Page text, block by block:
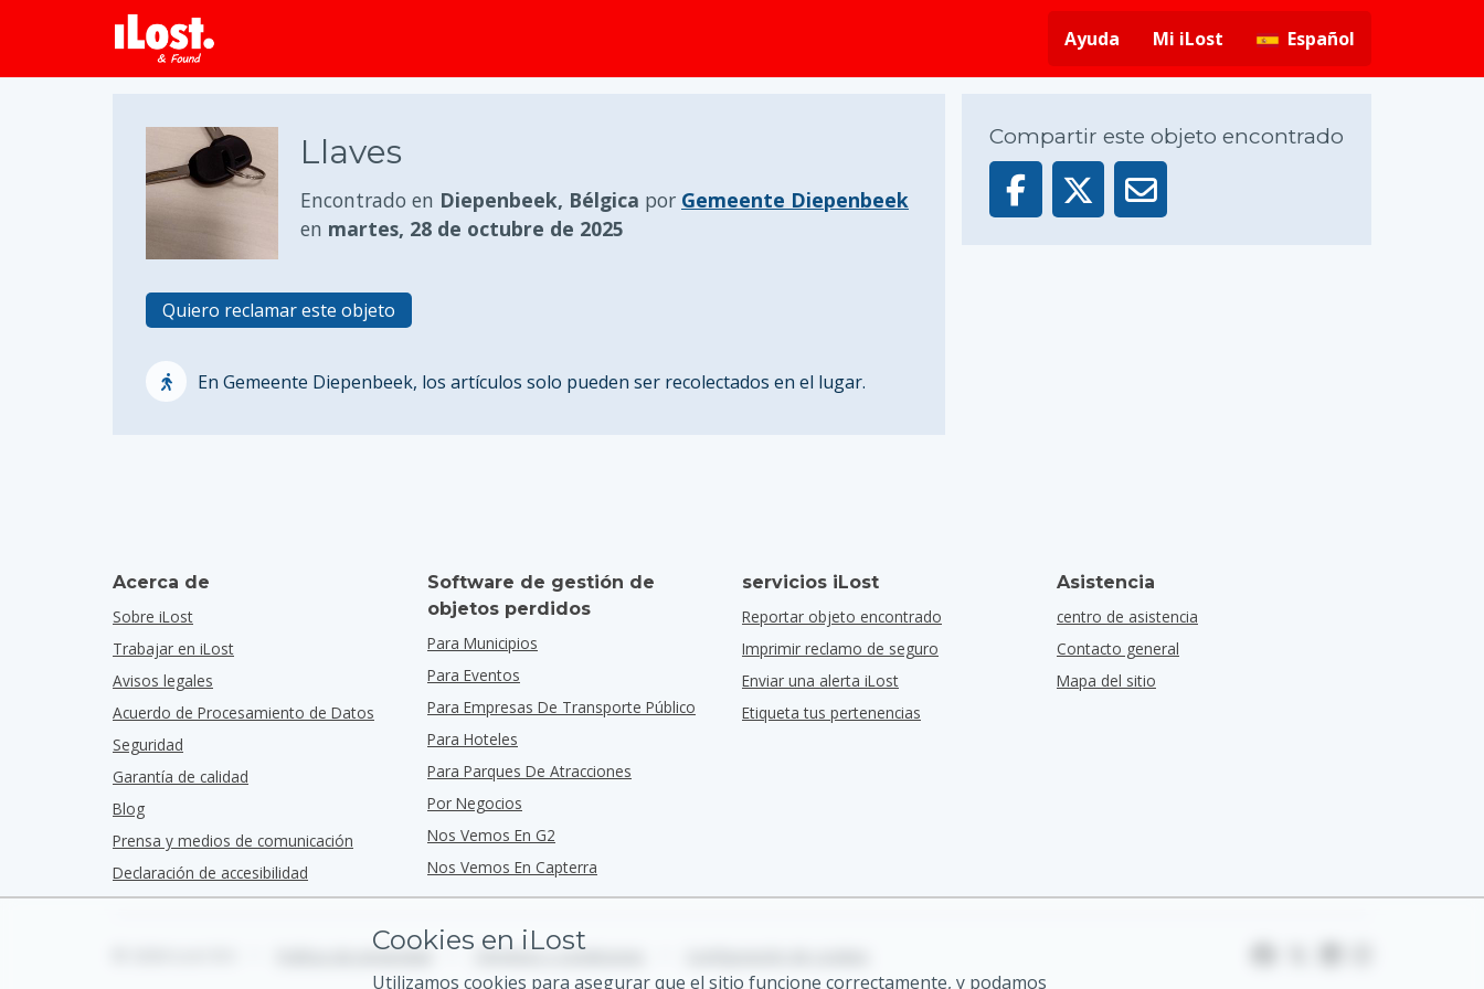
Ayuda Mi iLost Español
Llaves
Encontrado en Diepenbeek, Bélgica por Gemeente Diepenbeek
en martes, 28 de octubre de 2025
Quiero reclamar este objeto
En Gemeente Diepenbeek, los artículos solo pueden ser recolectados en el lugar.
Compartir este objeto encontrado
Acerca de
Sobre iLost
Trabajar en iLost
Avisos legales
Acuerdo de Procesamiento de Datos
Seguridad
Garantía de calidad
Blog
Prensa y medios de comunicación
Declaración de accesibilidad
Software de gestión de
objetos perdidos
Para Municipios
Para Eventos
Para Empresas De Transporte Público
Para Hoteles
Para Parques De Atracciones
Por Negocios
Nos Vemos En G2
Nos Vemos En Capterra
servicios iLost
Reportar objeto encontrado
Imprimir reclamo de seguro
Enviar una alerta iLost
Etiqueta tus pertenencias
Asistencia
centro de asistencia
Contacto general
Mapa del sitio
Política de privacidad • Términos y condiciones
Cookies en iLost
Utilizamos cookies para asegurar que el sitio funcione correctamente, y podamos